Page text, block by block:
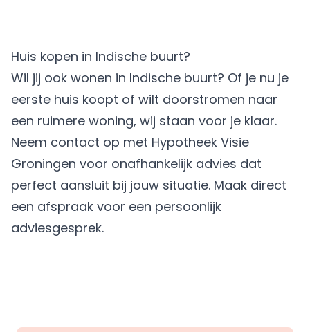
Huis kopen in Indische buurt?
Wil jij ook wonen in Indische buurt? Of je nu je
eerste huis koopt of wilt doorstromen naar
een ruimere woning, wij staan voor je klaar.
Neem contact op met Hypotheek Visie
Groningen voor onafhankelijk advies dat
perfect aansluit bij jouw situatie. Maak direct
een afspraak voor een persoonlijk
adviesgesprek.